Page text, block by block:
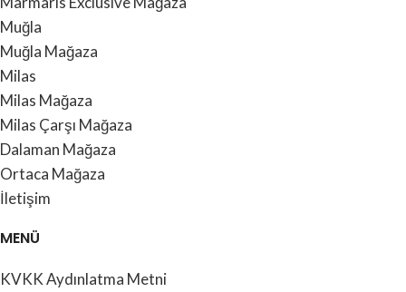
Muğla
Muğla Mağaza
Milas
Milas Mağaza
Milas Çarşı Mağaza
Dalaman Mağaza
Ortaca Mağaza
İletişim
MENÜ
KVKK Aydınlatma Metni